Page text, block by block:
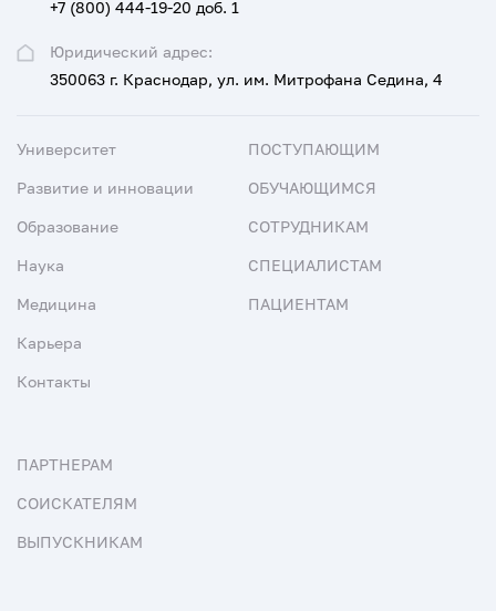
Юридический адрес:
350063 г. Краснодар, ул. им. Митрофана Седина, 4
+7 (800) 444-19-20 доб. 1
Университет
Развитие и инновации
Образование
Наука
Медицина
Карьера
Контакты
ПОСТУПАЮЩИМ
ОБУЧАЮЩИМСЯ
СОТРУДНИКАМ
СПЕЦИАЛИСТАМ
ПАЦИЕНТАМ
ПАРТНЕРАМ
СОИСКАТЕЛЯМ
ВЫПУСКНИКАМ